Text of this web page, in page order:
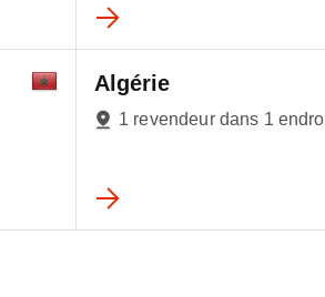
Algérie
1 revendeur dans 1